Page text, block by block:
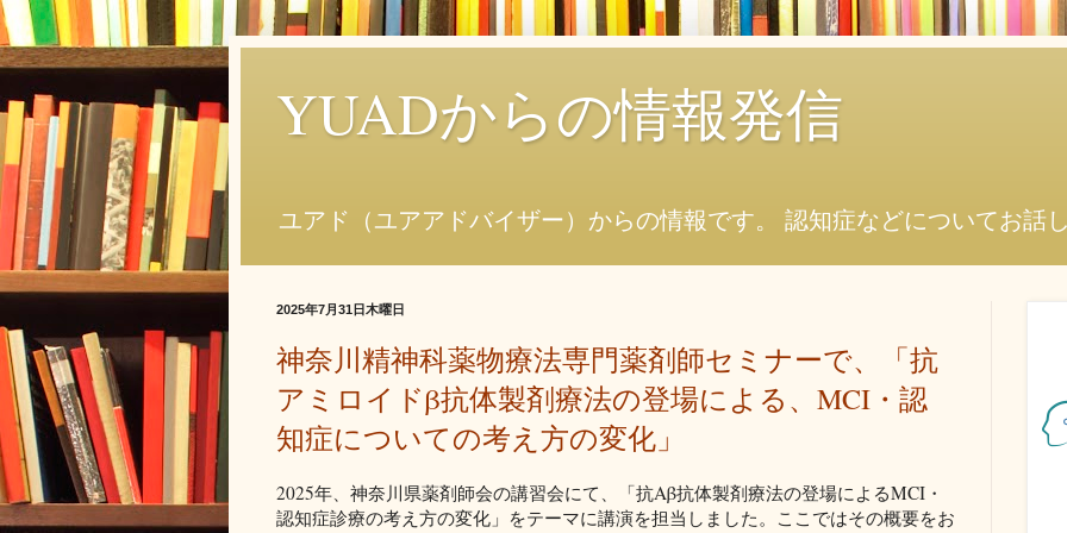
YUADからの情報発信
ユアド（ユアアドバイザー）からの情報です。 認知症などについてお話
2025年7月31日木曜日
神奈川精神科薬物療法専門薬剤師セミナーで、「抗
アミロイドβ抗体製剤療法の登場による、MCI・認
知症についての考え方の変化」
2025年、神奈川県薬剤師会の講習会にて、「抗Aβ抗体製剤療法の登場によるMCI・
認知症診療の考え方の変化」をテーマに講演を担当しました。ここではその概要をお